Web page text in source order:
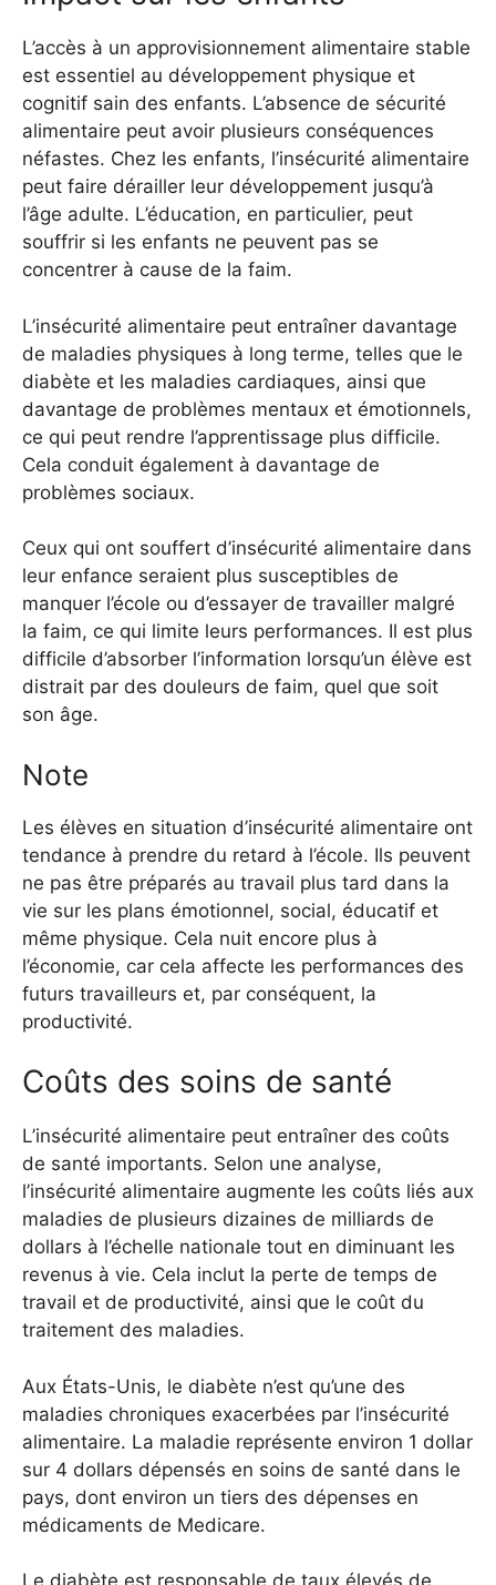
L’accès à un approvisionnement alimentaire stable
est essentiel au développement physique et
cognitif sain des enfants. L’absence de sécurité
alimentaire peut avoir plusieurs conséquences
néfastes. Chez les enfants, l’insécurité alimentaire
peut faire dérailler leur développement jusqu’à
l’âge adulte. L’éducation, en particulier, peut
souffrir si les enfants ne peuvent pas se
concentrer à cause de la faim.
L’insécurité alimentaire peut entraîner davantage
de maladies physiques à long terme, telles que le
diabète et les maladies cardiaques, ainsi que
davantage de problèmes mentaux et émotionnels,
ce qui peut rendre l’apprentissage plus difficile.
Cela conduit également à davantage de
problèmes sociaux.
Ceux qui ont souffert d’insécurité alimentaire dans
leur enfance seraient plus susceptibles de
manquer l’école ou d’essayer de travailler malgré
la faim, ce qui limite leurs performances. Il est plus
difficile d’absorber l’information lorsqu’un élève est
distrait par des douleurs de faim, quel que soit
son âge.
Note
Les élèves en situation d’insécurité alimentaire ont
tendance à prendre du retard à l’école. Ils peuvent
ne pas être préparés au travail plus tard dans la
vie sur les plans émotionnel, social, éducatif et
même physique. Cela nuit encore plus à
l’économie, car cela affecte les performances des
futurs travailleurs et, par conséquent, la
productivité.
Coûts des soins de santé
L’insécurité alimentaire peut entraîner des coûts
de santé importants. Selon une analyse,
l’insécurité alimentaire augmente les coûts liés aux
maladies de plusieurs dizaines de milliards de
dollars à l’échelle nationale tout en diminuant les
revenus à vie. Cela inclut la perte de temps de
travail et de productivité, ainsi que le coût du
traitement des maladies.
Aux États-Unis, le diabète n’est qu’une des
maladies chroniques exacerbées par l’insécurité
alimentaire. La maladie représente environ 1 dollar
sur 4 dollars dépensés en soins de santé dans le
pays, dont environ un tiers des dépenses en
médicaments de Medicare.